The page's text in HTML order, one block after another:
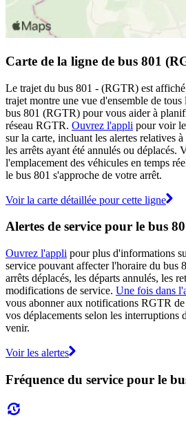
Carte de la ligne de bus 801
Le trajet du bus 801 - (RGTR) est
trajet montre une vue d'ensemble de tous
bus 801 (RGTR) pour vous aider à
réseau RGTR. Ouvrez l'appli pour voir
sur la carte, incluant les alertes relatives
les arrêts ayant été annulés ou déplacés.
l'emplacement des véhicules en temps
le bus 801 s'approche de votre arrêt.
Voir la carte détaillée pour cette ligne
Alertes de service pour le bus
Ouvrez l'appli pour plus d'informations
service pouvant affecter l'horaire du bus
arrêts déplacés, les départs annulés, les
modifications de service. Une fois dans
vous abonner aux notifications RGTR
vos déplacements selon les interruptions
venir.
Voir les alertes
Fréquence du service pour le